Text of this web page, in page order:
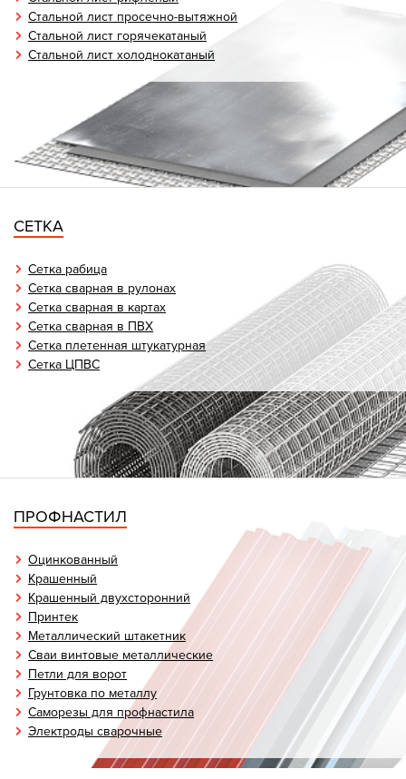
Стальной лист просечно-вытяжной
Стальной лист горячекатаный
Стальной лист холоднокатаный
СЕТКА
Сетка рабица
Сетка сварная в рулонах
Сетка сварная в картах
Сетка сварная в ПВХ
Сетка плетенная штукатурная
Сетка ЦПВС
ПРОФНАСТИЛ
Оцинкованный
Крашенный
Крашенный двухсторонний
Принтек
Металлический штакетник
Сваи винтовые металлические
Петли для ворот
Грунтовка по металлу
Саморезы для профнастила
Электроды сварочные